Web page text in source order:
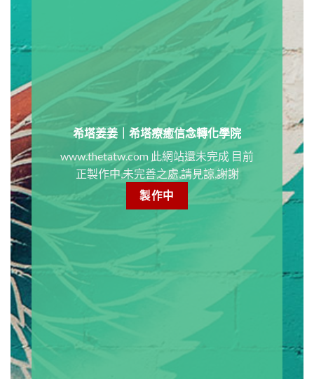
癒課程、個案療癒、心理諮詢、潛意識
信念轉化，協助突破情緒內耗、關係與
人生卡點，幫助你回到清晰穩定的豐盛
狀態。透過瑜珈、頌缽工作坊，改善失
眠壓力等問題。 youtube佛教佛學基督
公益希塔姜姜老師fb潛意識信念轉化姜
玉玲
希塔姜姜｜希塔療癒信念轉化學院
www.thetatw.com 此網站還未完成 目前
正製作中,未完善之處,請見諒,謝謝
製作中
希塔療癒西塔維基百科裡療育創辦人維
安娜，透過連結宇宙源頭冥想、療癒內
在小孩、原生家庭、化解祖先業力。運
用吸引力法則，顯化靈魂伴侶與事業財
富豐盛。我們建立身心靈生態圈︰有催
眠、NAC、阿卡西紀錄、臼井靈氣、精
油、水晶、塔羅牌、種子法則與佛法金
剛經智慧、量子力學與唯識學、生命靈
數、家族排列、元成宮、算命命理風水